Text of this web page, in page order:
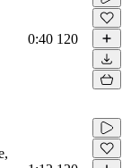
0:40 120